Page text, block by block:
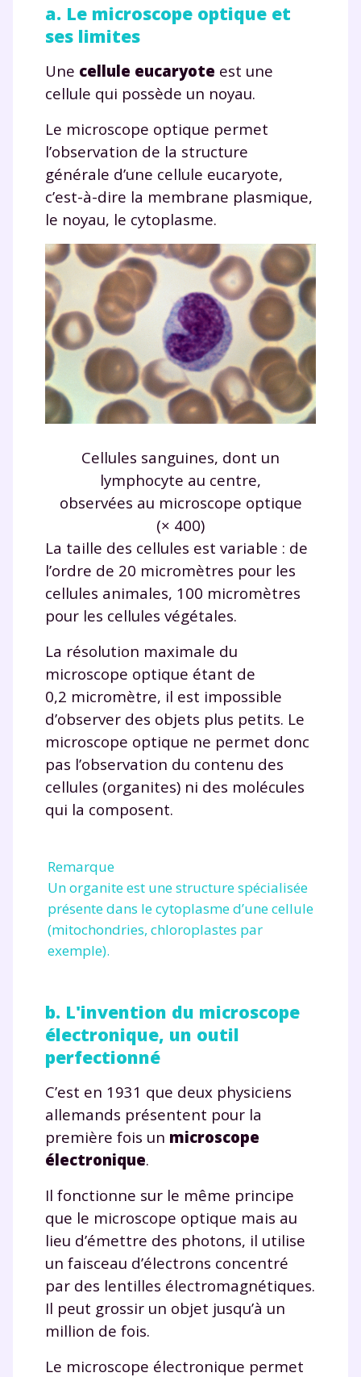
a. Le microscope optique et
ses limites
Une cellule eucaryote est une
cellule qui possède un noyau.
Le microscope optique permet
l’observation de la structure
générale d’une cellule eucaryote,
c’est-à-dire la membrane plasmique,
le noyau, le cytoplasme.
Cellules sanguines, dont un
lymphocyte au centre,
observées au microscope optique
(× 400)
La taille des cellules est variable : de
l’ordre de 20 micromètres pour les
cellules animales, 100 micromètres
pour les cellules végétales.
La résolution maximale du
microscope optique étant de
0,2 micromètre, il est impossible
d’observer des objets plus petits. Le
microscope optique ne permet donc
pas l’observation du contenu des
cellules (organites) ni des molécules
qui la composent.
Remarque
Un organite est une structure spécialisée
présente dans le cytoplasme d’une cellule
(mitochondries, chloroplastes par
exemple).
b. L'invention du microscope
électronique, un outil
perfectionné
C’est en 1931 que deux physiciens
allemands présentent pour la
première fois un microscope
électronique.
Il fonctionne sur le même principe
que le microscope optique mais au
lieu d’émettre des photons, il utilise
un faisceau d’électrons concentré
par des lentilles électromagnétiques.
Il peut grossir un objet jusqu’à un
million de fois.
Le microscope électronique permet